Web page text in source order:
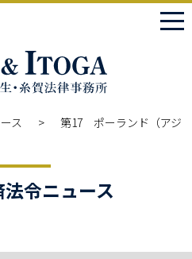
ス
第17 ポーランド（アジ
令ニュース